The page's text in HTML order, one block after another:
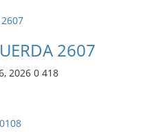
2607
2026 0 418